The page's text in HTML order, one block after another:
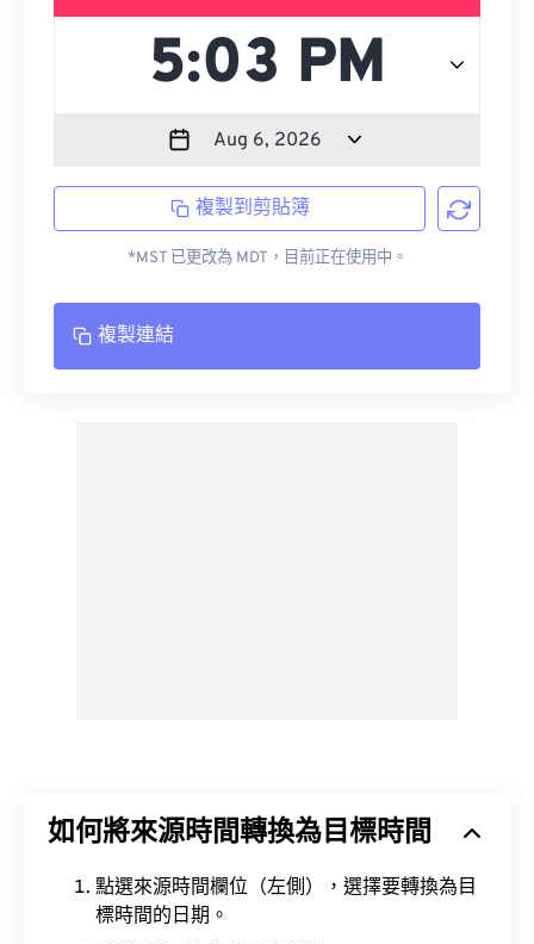
複製到剪貼簿
*MST 已更改為 MDT，目前正在使用中。
複製連結
如何將來源時間轉換為目標時間
點選來源時間欄位（左側），選擇要轉換為目
標時間的日期。